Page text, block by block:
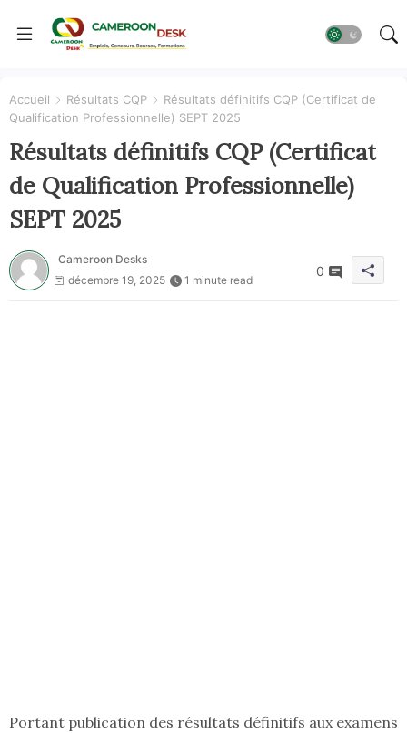
Accueil Résultats CQP
Résultats définitifs CQP (Certificat de
Qualification Professionnelle) SEPT 2025
Résultats définitifs CQP (Certificat
de Qualification Professionnelle)
SEPT 2025
Cameroon Desks
décembre 19, 2025
1 minute read
0
Portant publication des résultats définitifs aux examens